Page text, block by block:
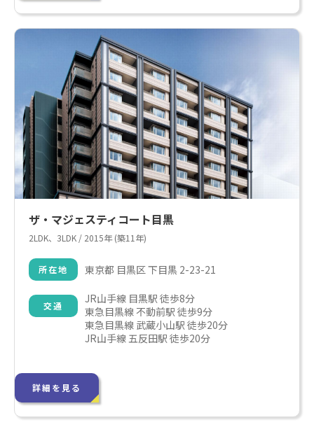
ザ・マジェスティコート目黒
2LDK、3LDK / 2015年 (築11年)
所在地 東京都 目黒区 下目黒 2-23-21
交通
JR山手線 目黒駅 徒歩8分
東急目黒線 不動前駅 徒歩9分
東急目黒線 武蔵小山駅 徒歩20分
JR山手線 五反田駅 徒歩20分
詳細を見る